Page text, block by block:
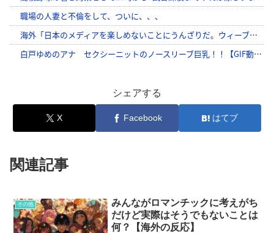
シェアする
X Facebook はてブ
関連記事
その他
みんながロマンチックに考えがち
だけど実際はそうでもないことは
何？【海外の反応】